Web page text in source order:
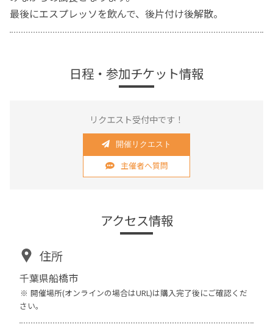
最後にエスプレッソを飲んで、後片付け後解散。
日程・参加チケット情報
リクエスト受付中です！
開催リクエスト
主催者へ質問
アクセス情報
住所
千葉県船橋市
開催場所(オンラインの場合はURL)は購入完了後にご確認くだ
さい。